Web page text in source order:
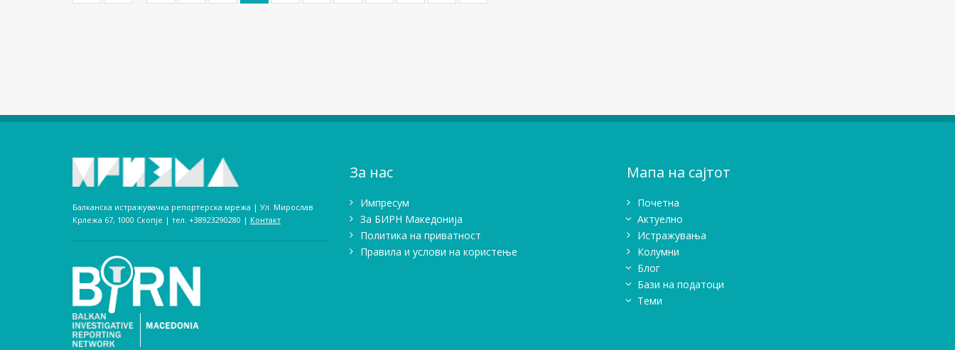
Балканска истражувачка репортерска мрежа | Ул. Мирослав
Крлежа 67, 1000 Скопје | тел. +38923290280­ | Контакт
За нас
Импресум
Зa БИРН Македонија
Политика на приватност
Правила и услови на користење
Мапа на сајтот
Почетна
Актуелно
Истражувањa
Колумни
Блог
Бази на податоци
Теми